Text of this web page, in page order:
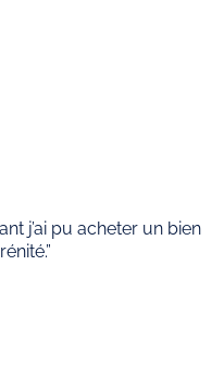
j’ai pu acheter un bien